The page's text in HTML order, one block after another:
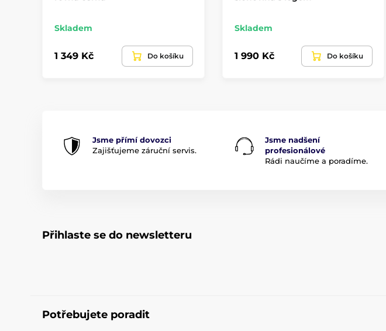
Skladem
1 349 Kč Do košíku
Skladem
1 990 Kč Do košíku
Jsme přímí dovozci
Zajišťujeme záruční servis.
Jsme nadšení
profesionálové
Rádi naučíme a poradíme.
Přihlaste se do newsletteru
Potřebujete poradit